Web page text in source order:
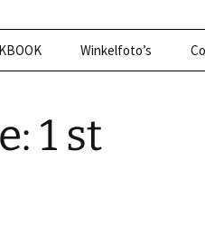
Winkelfoto’s
1 st